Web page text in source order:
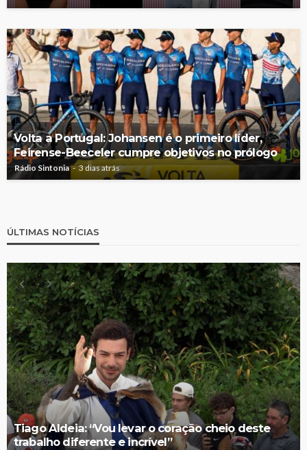
Volta a Portugal: Johansen é o primeiro líder,
Feirense-Beeceler cumpre objetivos no prólogo
Rádio Sintonia 3 dias atrás
ÚLTIMAS NOTÍCIAS
Tiago Aldeia: “Vou levar o coração cheio deste
trabalho diferente e incrível”